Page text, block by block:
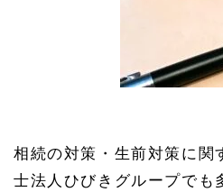
相続の対策・生前対策に関
士法人ひびきグループでも